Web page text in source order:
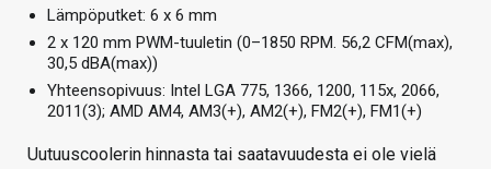
Lämpöputket: 6 x 6 mm
2 x 120 mm PWM-tuuletin (0–1850 RPM. 56,2 CFM(max),
30,5 dBA(max))
Yhteensopivuus: Intel LGA 775, 1366, 1200, 115x, 2066,
2011(3); AMD AM4, AM3(+), AM2(+), FM2(+), FM1(+)
Uutuuscoolerin hinnasta tai saatavuudesta ei ole vielä